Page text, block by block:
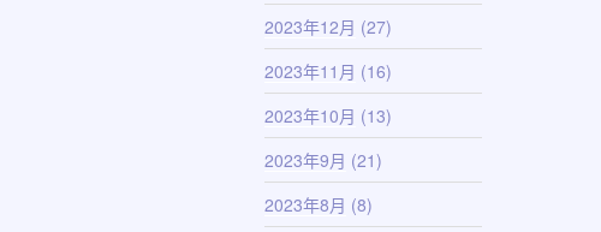
2023年12月 (27)
2023年11月 (16)
2023年10月 (13)
2023年9月 (21)
2023年8月 (8)